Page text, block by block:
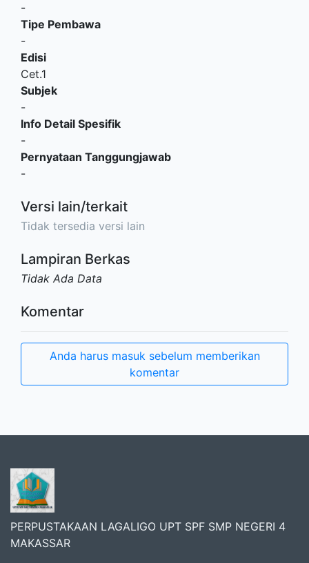
-
Tipe Pembawa
-
Edisi
Cet.1
Subjek
-
Info Detail Spesifik
-
Pernyataan Tanggungjawab
-
Versi lain/terkait
Tidak tersedia versi lain
Lampiran Berkas
Tidak Ada Data
Komentar
Anda harus masuk sebelum memberikan
komentar
PERPUSTAKAAN LAGALIGO UPT SPF SMP NEGERI 4
MAKASSAR